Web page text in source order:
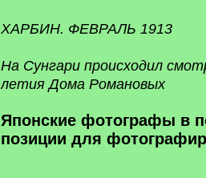
ХАРБИН. ФЕВРАЛЬ 1913
На Сунгари происходил
летия Дома Романовых
Японские фотографы в
позиции для